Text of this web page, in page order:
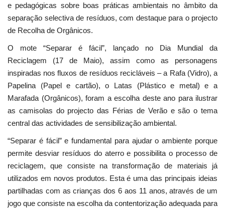
e pedagógicas sobre boas práticas ambientais no âmbito da
separação selectiva de resíduos, com destaque para o projecto
de Recolha de Orgânicos.
O mote “Separar é fácil”, lançado no Dia Mundial da
Reciclagem (17 de Maio), assim como as personagens
inspiradas nos fluxos de resíduos recicláveis – a Rafa (Vidro), a
Papelina (Papel e cartão), o Latas (Plástico e metal) e a
Marafada (Orgânicos), foram a escolha deste ano para ilustrar
as camisolas do projecto das Férias de Verão e são o tema
central das actividades de sensibilização ambiental.
“Separar é fácil” e fundamental para ajudar o ambiente porque
permite desviar resíduos do aterro e possibilita o processo de
reciclagem, que consiste na transformação de materiais já
utilizados em novos produtos. Esta é uma das principais ideias
partilhadas com as crianças dos 6 aos 11 anos, através de um
jogo que consiste na escolha da contentorização adequada para